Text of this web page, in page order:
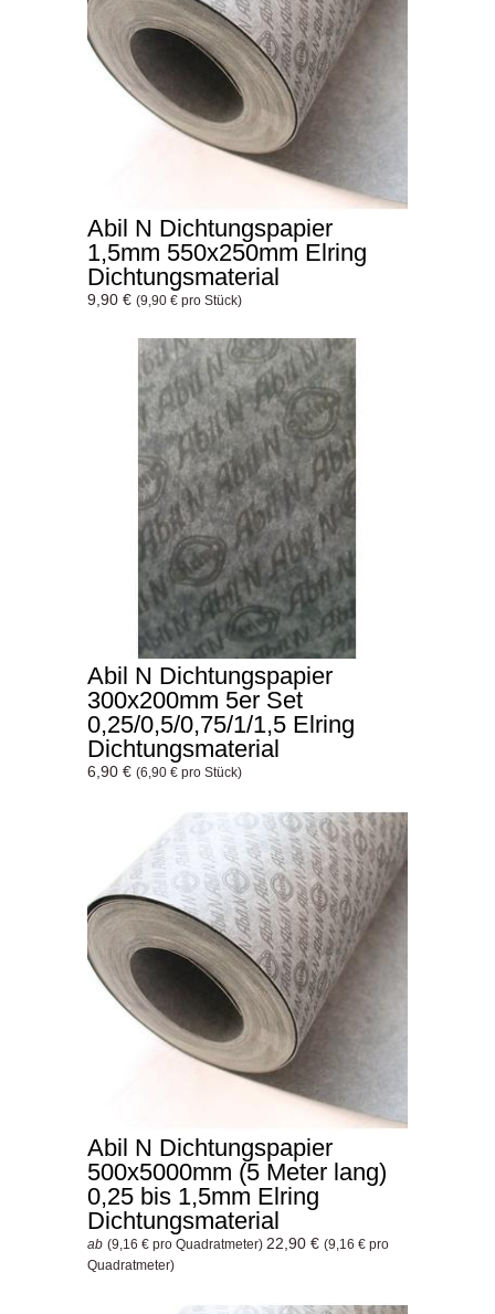
Abil N Dichtungspapier
1,5mm 550x250mm Elring
Dichtungsmaterial
9,90 € (9,90 € pro Stück)
Abil N Dichtungspapier
300x200mm 5er Set
0,25/0,5/0,75/1/1,5 Elring
Dichtungsmaterial
6,90 € (6,90 € pro Stück)
Abil N Dichtungspapier
500x5000mm (5 Meter lang)
0,25 bis 1,5mm Elring
Dichtungsmaterial
ab (9,16 € pro Quadratmeter) 22,90 € (9,16 € pro
Quadratmeter)